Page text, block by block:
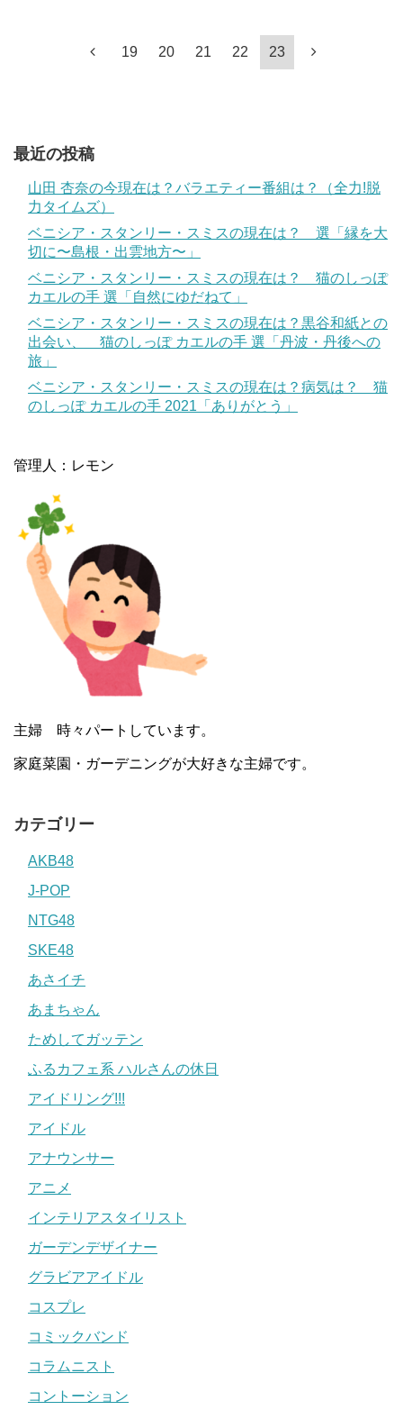
19 20 21 22 23
最近の投稿
山田 杏奈の今現在は？バラエティー番組は？（全力!脱
力タイムズ）
ベニシア・スタンリー・スミスの現在は？ 選「縁を大
切に〜島根・出雲地方〜」
ベニシア・スタンリー・スミスの現在は？ 猫のしっぽ
カエルの手 選「自然にゆだねて」
ベニシア・スタンリー・スミスの現在は？黒谷和紙との
出会い、 猫のしっぽ カエルの手 選「丹波・丹後への
旅」
ベニシア・スタンリー・スミスの現在は？病気は？ 猫
のしっぽ カエルの手 2021「ありがとう」
管理人：レモン
主婦 時々パートしています。
家庭菜園・ガーデニングが大好きな主婦です。
カテゴリー
AKB48
J-POP
NTG48
SKE48
あさイチ
あまちゃん
ためしてガッテン
ふるカフェ系 ハルさんの休日
アイドリング!!!
アイドル
アナウンサー
アニメ
インテリアスタイリスト
ガーデンデザイナー
グラビアアイドル
コスプレ
コミックバンド
コラムニスト
コントーション